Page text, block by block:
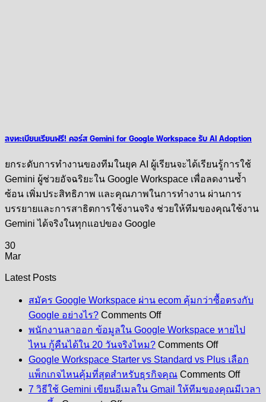
ลงทะเบียนเรียนฟรี! คอร์ส Gemini for Google Workspace รับ AI Adoption
ยกระดับการทำงานของทีมในยุค AI ผู้เรียนจะได้เรียนรู้การใช้
Gemini ผู้ช่วยอัจฉริยะใน Google Workspace เพื่อลดงานซ้ำ
ซ้อน เพิ่มประสิทธิภาพ และคุณภาพในการทำงาน ผ่านการ
บรรยายและการสาธิตการใช้งานจริง ช่วยให้ทีมของคุณใช้งาน
Gemini ได้จริงในทุกแอปของ Google
30
Mar
Latest Posts
สมัคร Google Workspace ผ่าน ecom คุ้มกว่าซื้อตรงกับ
Google อย่างไร? Comments Offon
สมัคร
Google
Workspace
ผ่าน
ecom
คุ้ม
พนักงานลาออก ข้อมูลใน Google Workspace หายไป
ไหน กู้คืนได้ใน 20 วันจริงไหม? Comments Offon
พนักงาน
ลา
Google Workspace Starter vs Standard vs Plus เลือก
แพ็กเกจไหนคุ้มที่สุดสำหรับธุรกิจคุณ Comments Offon
7 วิธีใช้ Gemini เขียนอีเมลใน Gmail ให้ทีมของคุณมีเวลา